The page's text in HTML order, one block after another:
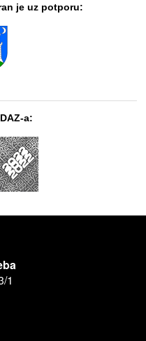
je uz potporu:
a:
1